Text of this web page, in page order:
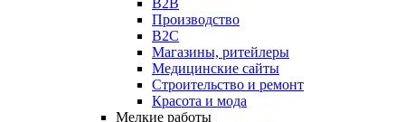
B2B
Производство
B2C
Магазины, ритейлеры
Медицинские сайты
Строительство и ремонт
Красота и мода
Мелкие работы